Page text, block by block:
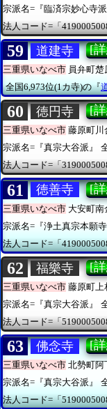
宗派名=『臨済宗妙心寺派
法人コード=「
59 道建寺 [
三重県いなべ市 員弁町楚
全国6,973位(1カ寺)の『
60 徳円寺 [
三重県いなべ市 藤原町川
宗派名=『真宗大谷派』
法人コード=「
61 徳善寺 [
三重県いなべ市 大安町南
宗派名=『浄土真宗本願寺
法人コード=「
62 福樂寺 [
三重県いなべ市 藤原町上
宗派名=『真宗大谷派』
法人コード=「
63 佛念寺 [
三重県いなべ市 北勢町阿
宗派名=『真宗大谷派』
法人コード=「